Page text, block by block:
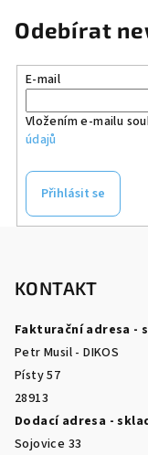
Odebírat
E-mail
Vložením e-mailu
údajů
Přihlásit se
KONTAKT
Fakturační adresa -
Petr Musil - DIKOS
Písty 57
28913
Dodací adresa -
Sojovice 33